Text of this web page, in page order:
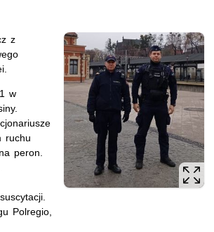
z
w
ruchu
peron.
Polregio,